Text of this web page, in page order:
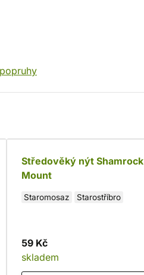
Středověký nýt Shamrock
Mount
Staromosaz Starostříbro
59 Kč
skladem